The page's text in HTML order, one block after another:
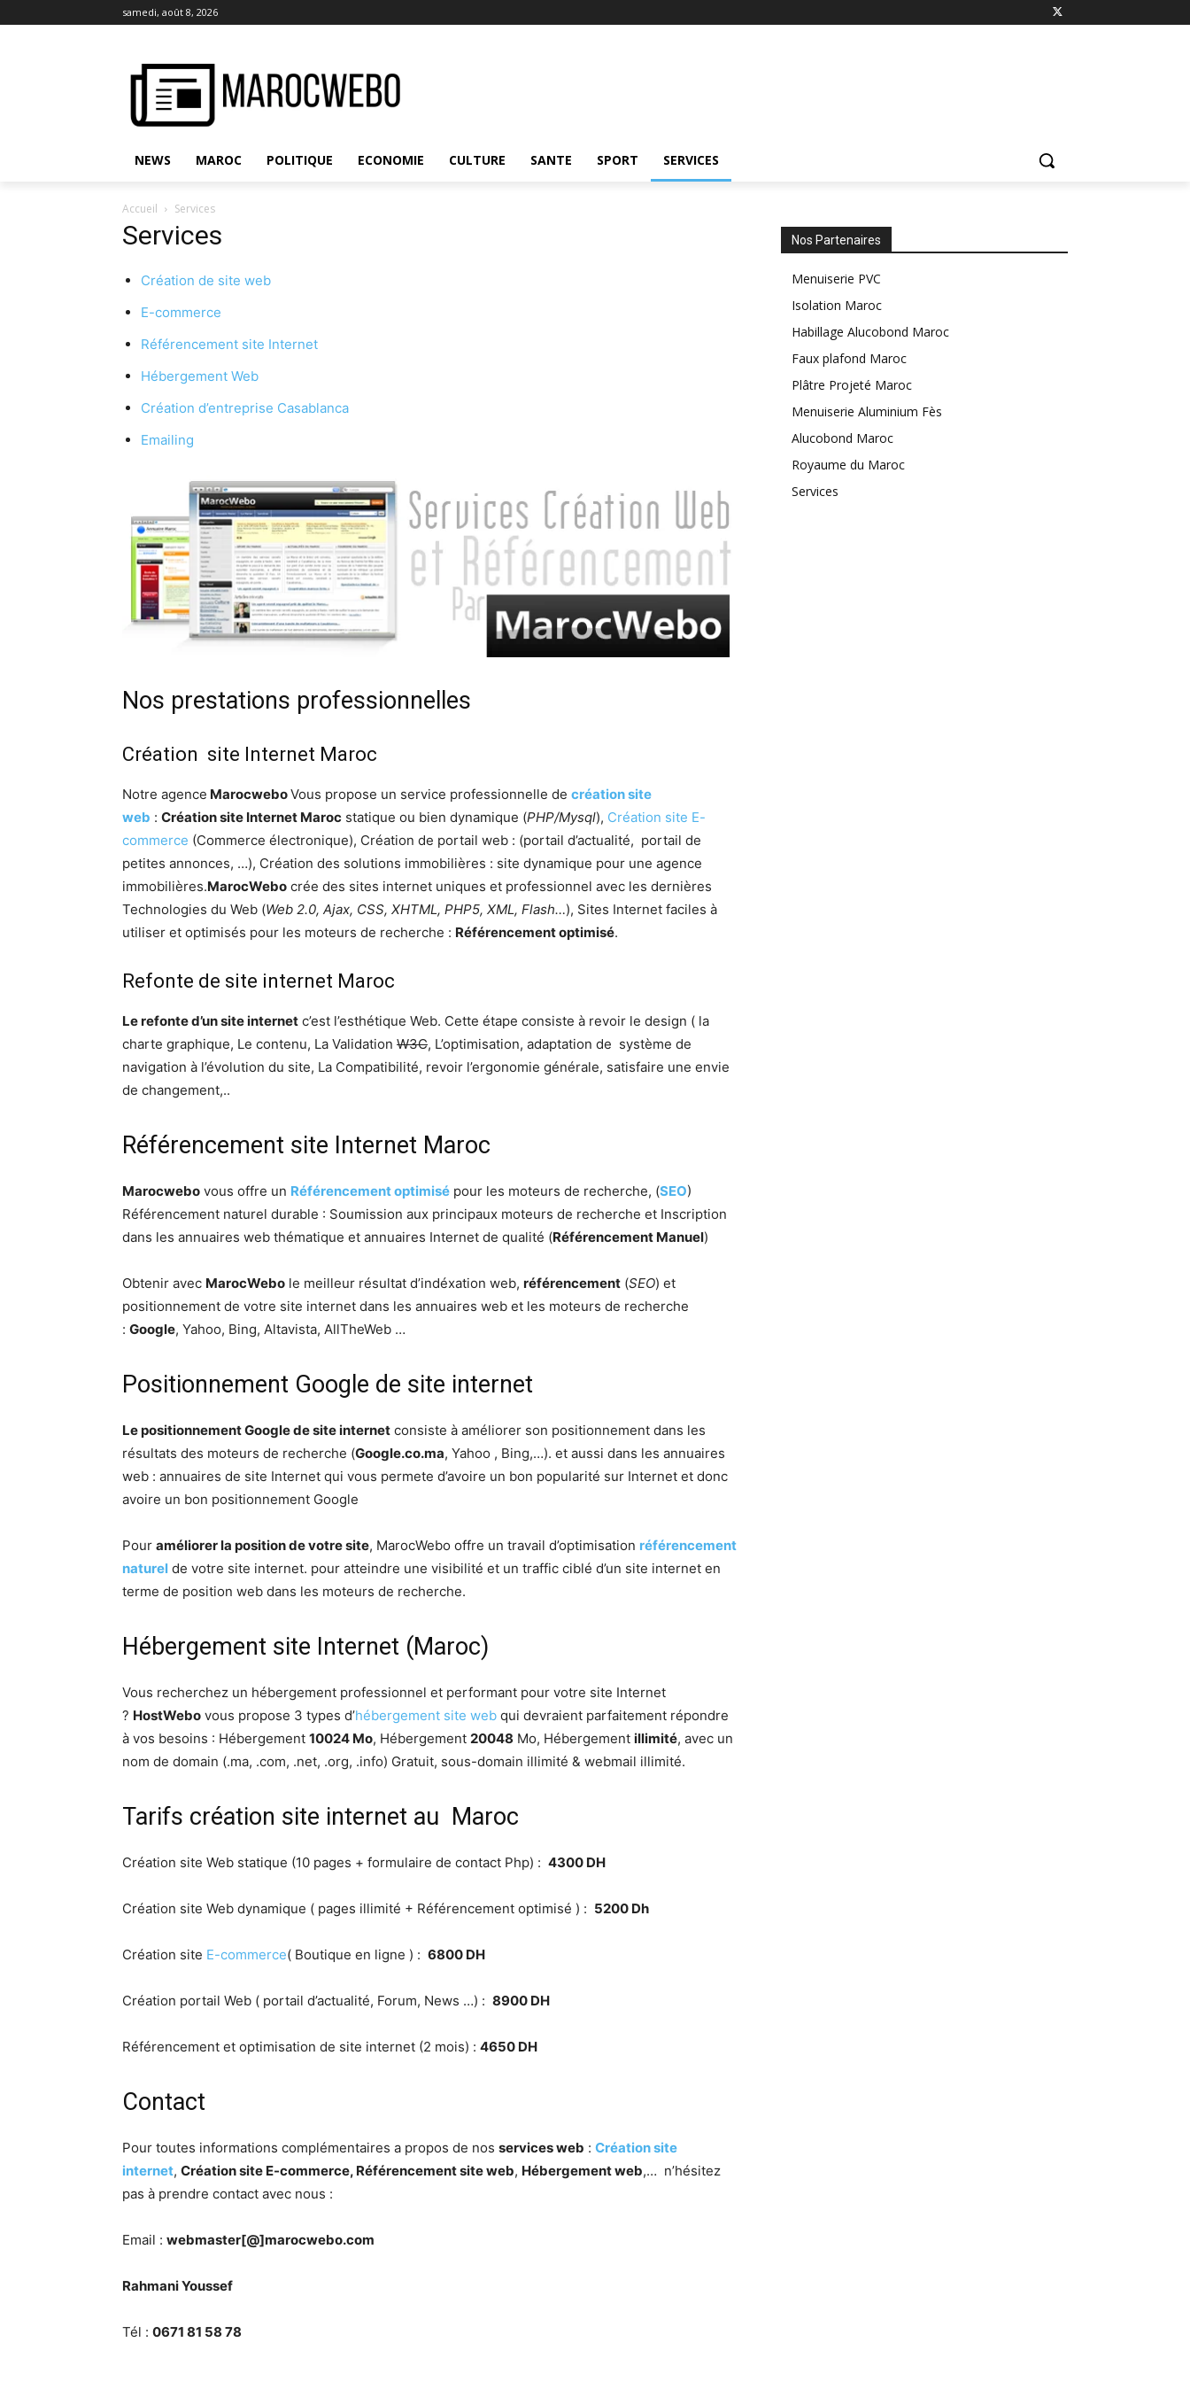
samedi, août 8, 2026
NEWS MAROC POLITIQUE ECONOMIE CULTURE SANTE SPORT SERVICES
Accueil Services
Services
Création de site web
E-commerce
Référencement site Internet
Hébergement Web
Création d’entreprise Casablanca
Emailing
Nos prestations professionnelles
Création site Internet Maroc
Notre agence MarocweboVous propose un service professionnelle de création site
web : Création site Internet Maroc statique ou bien dynamique (PHP/Mysql), Création site E-
commerce (Commerce électronique), Création de portail web : (portail d’actualité, portail de
petites annonces, …), Création des solutions immobilières : site dynamique pour une agence
immobilières.MarocWebo crée des sites internet uniques et professionnel avec les dernières
Technologies du Web (Web 2.0, Ajax, CSS, XHTML, PHP5, XML, Flash…), Sites Internet faciles à
utiliser et optimisés pour les moteurs de recherche : Référencement optimisé.
Refonte de site internet Maroc
Le refonte d’un site internet c’est l’esthétique Web. Cette étape consiste à revoir le design ( la
charte graphique, Le contenu, La Validation W3C, L’optimisation, adaptation de système de
navigation à l’évolution du site, La Compatibilité, revoir l’ergonomie générale, satisfaire une envie
de changement,..
Référencement site Internet Maroc
Marocwebo vous offre un Référencement optimisé pour les moteurs de recherche, (SEO)
Référencement naturel durable : Soumission aux principaux moteurs de recherche et Inscription
dans les annuaires web thématique et annuaires Internet de qualité (Référencement Manuel)
Obtenir avec MarocWebo le meilleur résultat d’indéxation web, référencement (SEO) et
positionnement de votre site internet dans les annuaires web et les moteurs de recherche
: Google, Yahoo, Bing, Altavista, AllTheWeb …
Positionnement Google de site internet
Le positionnement Google de site internet consiste à améliorer son positionnement dans les
résultats des moteurs de recherche (Google.co.ma, Yahoo , Bing,…). et aussi dans les annuaires
web : annuaires de site Internet qui vous permete d’avoire un bon popularité sur Internet et donc
avoire un bon positionnement Google
Pour améliorer la position de votre site, MarocWebo offre un travail d’optimisation référencement
naturel de votre site internet. pour atteindre une visibilité et un traffic ciblé d’un site internet en
terme de position web dans les moteurs de recherche.
Hébergement site Internet (Maroc)
Vous recherchez un hébergement professionnel et performant pour votre site Internet
? HostWebo vous propose 3 types d’hébergement site web qui devraient parfaitement répondre
à vos besoins : Hébergement 10024 Mo, Hébergement 20048 Mo, Hébergement illimité, avec un
nom de domain (.ma, .com, .net, .org, .info) Gratuit, sous-domain illimité & webmail illimité.
Tarifs création site internet au Maroc
Création site Web statique (10 pages + formulaire de contact Php) : 4300 DH
Création site Web dynamique ( pages illimité + Référencement optimisé ) : 5200 Dh
Création site E-commerce( Boutique en ligne ) : 6800 DH
Création portail Web ( portail d’actualité, Forum, News …) : 8900 DH
Référencement et optimisation de site internet (2 mois) : 4650 DH
Contact
Pour toutes informations complémentaires a propos de nos services web : Création site
internet, Création site E-commerce, Référencement site web, Hébergement web,… n’hésitez
pas à prendre contact avec nous :
Email : webmaster[@]marocwebo.com
Rahmani Youssef
Tél : 0671 81 58 78
Nos Partenaires
Menuiserie PVC
Isolation Maroc
Habillage Alucobond Maroc
Faux plafond Maroc
Plâtre Projeté Maroc
Menuiserie Aluminium Fès
Alucobond Maroc
Royaume du Maroc
Services